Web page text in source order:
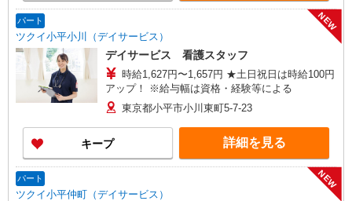
パート
ツクイ小平小川（デイサービス）
NEW
デイサービス 看護スタッフ
時給1,627円〜1,657円 ★土日祝日は時給100円
アップ！ ※給与幅は資格・経験等による
東京都小平市小川東町5-7-23
キープ 詳細を見る
パート
ツクイ小平仲町（デイサービス）
NEW